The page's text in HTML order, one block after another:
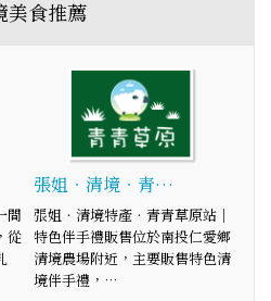
美食推薦
間
從
張姐‧清境‧青…
張姐‧清境特產‧青青草原站│
特色伴手禮販售位於南投仁愛鄉
清境農場附近，主要販售特色清
境伴手禮，…